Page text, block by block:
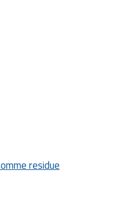
residue